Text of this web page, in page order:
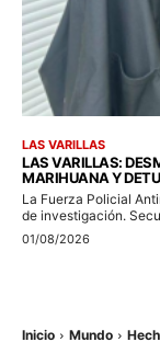
LAS VARILLAS
LAS VARILLAS:
MARIHUANA Y
La Fuerza Policial
de investigación.
01/08/2026